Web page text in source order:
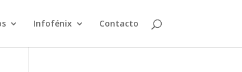
Infofénix Contacto